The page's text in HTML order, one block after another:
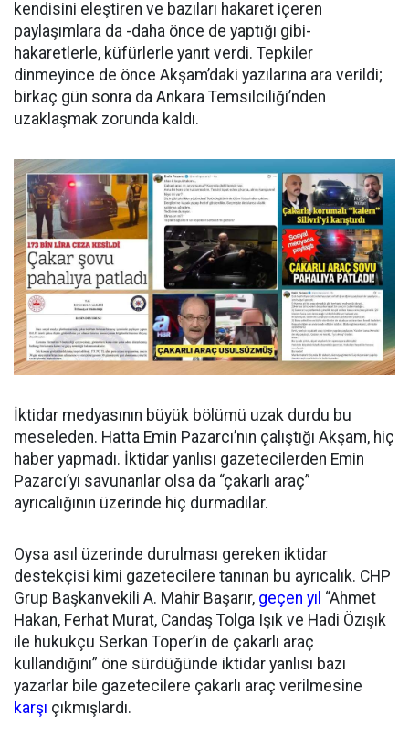
kendisini eleştiren ve bazıları hakaret içeren
paylaşımlara da -daha önce de yaptığı gibi-
hakaretlerle, küfürlerle yanıt verdi. Tepkiler
dinmeyince de önce Akşam’daki yazılarına ara verildi;
birkaç gün sonra da Ankara Temsilciliği’nden
uzaklaşmak zorunda kaldı.
İktidar medyasının büyük bölümü uzak durdu bu
meseleden. Hatta Emin Pazarcı’nın çalıştığı Akşam, hiç
haber yapmadı. İktidar yanlısı gazetecilerden Emin
Pazarcı’yı savunanlar olsa da “çakarlı araç”
ayrıcalığının üzerinde hiç durmadılar.
Oysa asıl üzerinde durulması gereken iktidar
destekçisi kimi gazetecilere tanınan bu ayrıcalık. CHP
Grup Başkanvekili A. Mahir Başarır, geçen yıl “Ahmet
Hakan, Ferhat Murat, Candaş Tolga Işık ve Hadi Özışık
ile hukukçu Serkan Toper’in de çakarlı araç
kullandığını” öne sürdüğünde iktidar yanlısı bazı
yazarlar bile gazetecilere çakarlı araç verilmesine
karşı çıkmışlardı.